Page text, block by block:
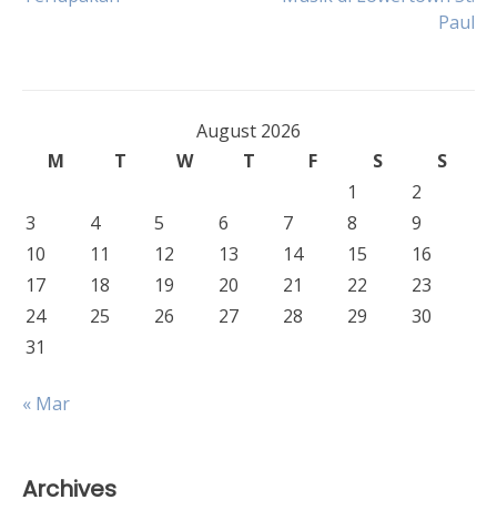
Paul
August 2026
M
T W T F S
S
1
2
3
4 5 6 7 8
9
10
11 12 13 14 15
16
17
18 19 20 21 22
23
24
25 26 27 28 29
30
31
« Mar
Archives